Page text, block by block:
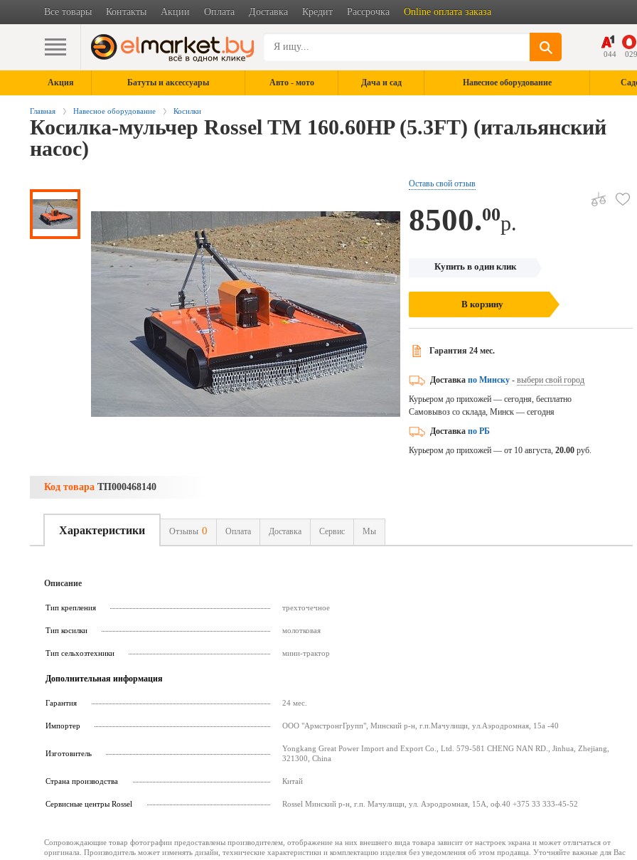
Все товары Контакты Акции Оплата Доставка Кредит Рассрочка Online оплата заказа
044 029
Акция Батуты и аксессуары Авто - мото Дача и сад Навесное оборудование
Главная Навесное оборудование Косилки
Косилка-мульчер Rossel TM 160.60HP (5.3FT) (итальянский
насос)
Оставь свой отзыв
8500.00р.
Купить в один клик
В корзину
Гарантия 24 мес.
Доставка по Минску- выбери свой город
Курьером до прихожей — сегодня, бесплатно
Самовывоз со склада, Минск — сегодня
Доставка по РБ
Курьером до прихожей — от 10 августа, 20.00 руб.
Код товара ТП000468140
Характеристики Отзывы 0 Оплата Доставка Сервис Мы
Описание
Тип крепления трехточечное
Тип косилки молотковая
Тип сельхозтехники мини-трактор
Дополнительная информация
Гарантия 24 мес.
Импортер ООО "АрмстронгГрупп", Минский р-н, г.п.Мачулищи, ул.Аэродромная, 15а -40
Изготовитель
Yongkang Great Power Import and Export Co., Ltd. 579-581 CHENG NAN RD., Jinhua, Zhejiang,
321300, China
Страна производства Китай
Cервисные центры Rossel Rossel Минский р-н, г.п. Мачулищи, ул. Аэродромная, 15А, оф.40 +375 33 333-45-52
Сопровождающие товар фотографии предоставлены производителем, отображение на них внешнего вида товара зависит от настроек экрана и может отличаться от
оригинала. Производитель может изменять дизайн, технические характеристики и комплектацию изделия без уведомления об этом продавца. Уточняйте важные для Вас